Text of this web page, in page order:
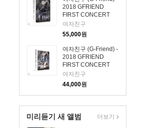
2018 GFRIEND
FIRST CONCERT
[Season of
GFRIEND] ENCORE
Blu-ray
여자친구
55,000원
여자친구 (G-Friend) -
2018 GFRIEND
FIRST CONCERT
[Season of
GFRIEND] ENCORE
DVD
여자친구
44,000원
미리듣기 새 앨범 더보기